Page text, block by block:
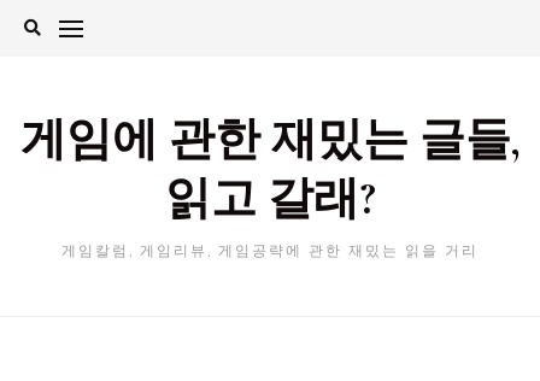
Skip
게임에 관한 재밌는 글들,
읽고 갈래?
게임칼럼, 게임리뷰, 게임공략에 관한 재밌는 읽을 거리